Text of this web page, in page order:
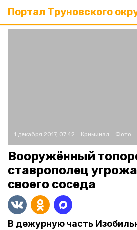
Портал Труновского
1 декабря 2017, 07:42 Криминал Фото:
Вооружённый
ставрополец
своего соседа
В дежурную часть